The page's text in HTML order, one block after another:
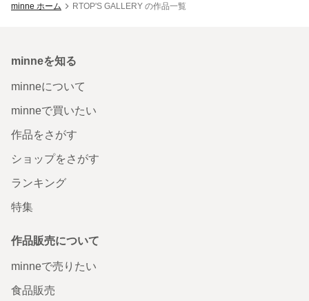
minne ホーム RTOP'S GALLERY の作品一覧
minneを知る
minneについて
minneで買いたい
作品をさがす
ショップをさがす
ランキング
特集
作品販売について
minneで売りたい
食品販売